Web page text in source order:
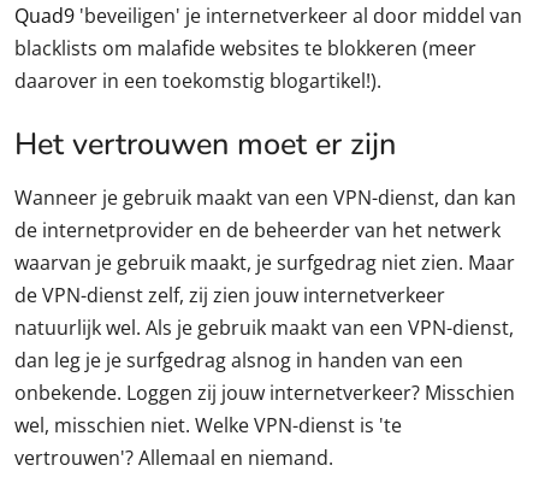
Quad9 'beveiligen' je internetverkeer al door middel van
blacklists om malafide websites te blokkeren (meer
daarover in een toekomstig blogartikel!).
Het vertrouwen moet er zijn
Wanneer je gebruik maakt van een VPN-dienst, dan kan
de internetprovider en de beheerder van het netwerk
waarvan je gebruik maakt, je surfgedrag niet zien. Maar
de VPN-dienst zelf, zij zien jouw internetverkeer
natuurlijk wel. Als je gebruik maakt van een VPN-dienst,
dan leg je je surfgedrag alsnog in handen van een
onbekende. Loggen zij jouw internetverkeer? Misschien
wel, misschien niet. Welke VPN-dienst is 'te
vertrouwen'? Allemaal en niemand.